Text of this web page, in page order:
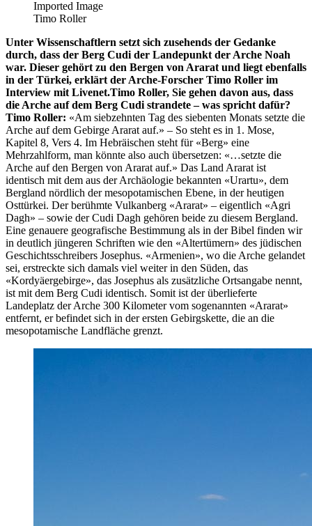
Imported Image
Timo Roller
Unter Wissenschaftlern setzt sich zusehends der Gedanke
durch, dass der Berg Cudi der Landepunkt der Arche Noah
war. Dieser gehört zu den Bergen von Ararat und liegt ebenfalls
in der Türkei, erklärt der Arche-Forscher Timo Roller im
Interview mit Livenet.Timo Roller, Sie gehen davon aus, dass
die Arche auf dem Berg Cudi strandete – was spricht dafür?
Timo Roller: «Am siebzehnten Tag des siebenten Monats setzte die
Arche auf dem Gebirge Ararat auf.» – So steht es in 1. Mose,
Kapitel 8, Vers 4. Im Hebräischen steht für «Berg» eine
Mehrzahlform, man könnte also auch übersetzen: «…setzte die
Arche auf den Bergen von Ararat auf.» Das Land Ararat ist
identisch mit dem aus der Archäologie bekannten «Urartu», dem
Bergland nördlich der mesopotamischen Ebene, in der heutigen
Osttürkei. Der berühmte Vulkanberg «Ararat» – eigentlich «Agri
Dagh» – sowie der Cudi Dagh gehören beide zu diesem Bergland.
Eine genauere geografische Bestimmung als in der Bibel finden wir
in deutlich jüngeren Schriften wie den «Altertümern» des jüdischen
Geschichtsschreibers Josephus. «Armenien», wo die Arche gelandet
sei, erstreckte sich damals viel weiter in den Süden, das
«Kordyäergebirge», das Josephus als zusätzliche Ortsangabe nennt,
ist mit dem Berg Cudi identisch. Somit ist der überlieferte
Landeplatz der Arche 300 Kilometer vom sogenannten «Ararat»
entfernt, er befindet sich in der ersten Gebirgskette, die an die
mesopotamische Landfläche grenzt.